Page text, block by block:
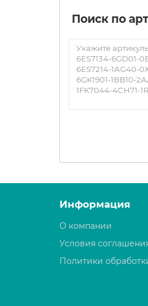
Поиск по
Информация
О компании
Условия
Политики